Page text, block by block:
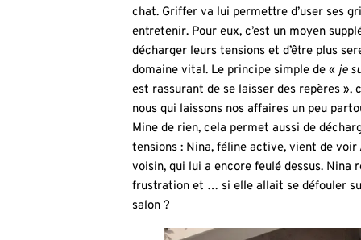
chat. Griffer va lui permettre d’user ses
entretenir. Pour eux, c’est un moyen
décharger leurs tensions et d’être plus
domaine vital. Le principe simple de « je
est rassurant de se laisser des repères »,
nous qui laissons nos affaires un peu
Mine de rien, cela permet aussi de
tensions : Nina, féline active, vient de
voisin, qui lui a encore feulé dessus. Nina
frustration et … si elle allait se défouler
salon ?